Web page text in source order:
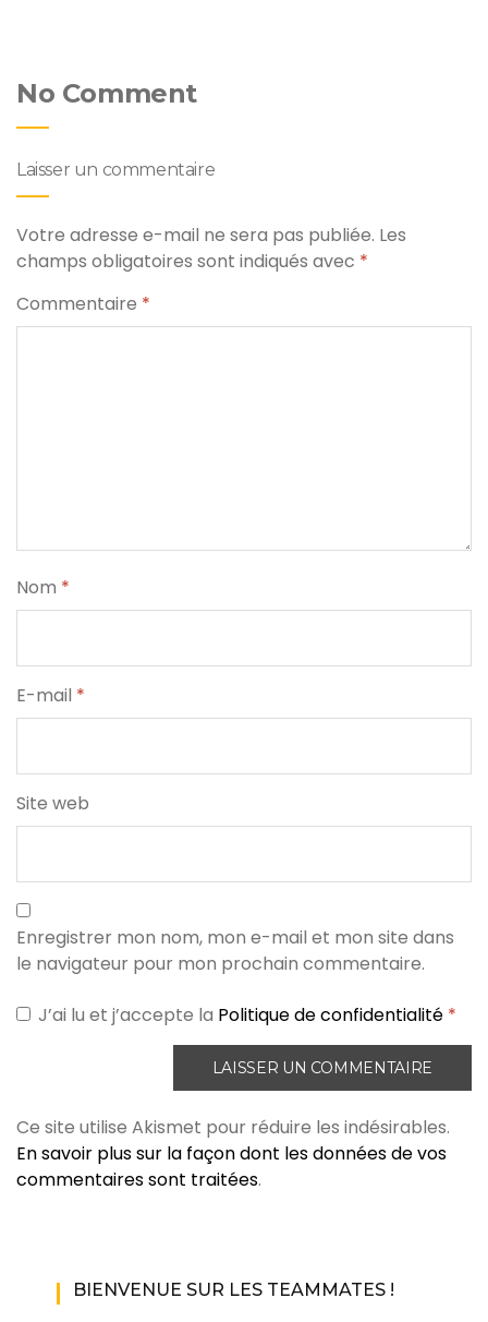
No Comment
Laisser un commentaire
Votre adresse e-mail ne sera pas publiée. Les
champs obligatoires sont indiqués avec *
Commentaire *
Nom *
E-mail *
Site web
Enregistrer mon nom, mon e-mail et mon site dans
le navigateur pour mon prochain commentaire.
J’ai lu et j’accepte la Politique de confidentialité *
Ce site utilise Akismet pour réduire les indésirables.
En savoir plus sur la façon dont les données de vos
commentaires sont traitées.
BIENVENUE SUR LES TEAMMATES !